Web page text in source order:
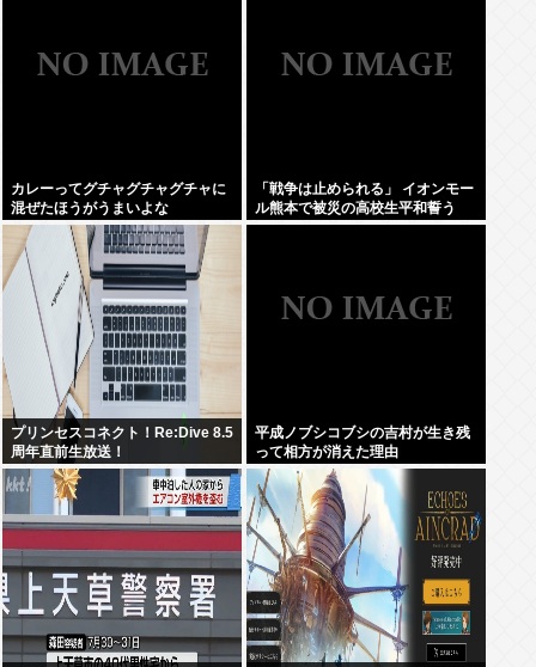
カレーってグチャグチャグチャに
混ぜたほうがうまいよな
「戦争は止められる」 イオンモー
ル熊本で被災の高校生平和誓う
プリンセスコネクト！Re:Dive 8.5
周年直前生放送！
平成ノブシコブシの吉村が生き残
って相方が消えた理由